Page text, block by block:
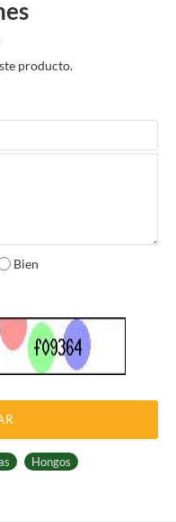
producto.
Bien
Hongos